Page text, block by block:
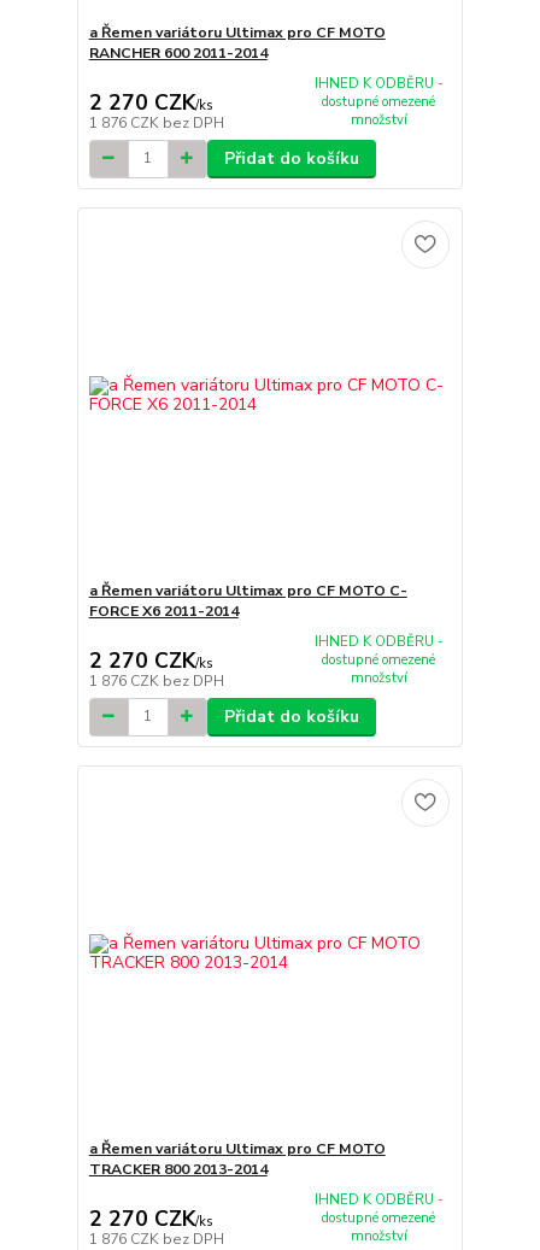
a Řemen variátoru Ultimax pro CF MOTO
RANCHER 600 2011-2014
2 270 CZK/ks
1 876 CZK bez DPH
IHNED K ODBĚRU -
dostupné omezené
množství
Přidat do košíku
a Řemen variátoru Ultimax pro CF MOTO C-
FORCE X6 2011-2014
2 270 CZK/ks
1 876 CZK bez DPH
IHNED K ODBĚRU -
dostupné omezené
množství
Přidat do košíku
a Řemen variátoru Ultimax pro CF MOTO
TRACKER 800 2013-2014
2 270 CZK/ks
1 876 CZK bez DPH
IHNED K ODBĚRU -
dostupné omezené
množství